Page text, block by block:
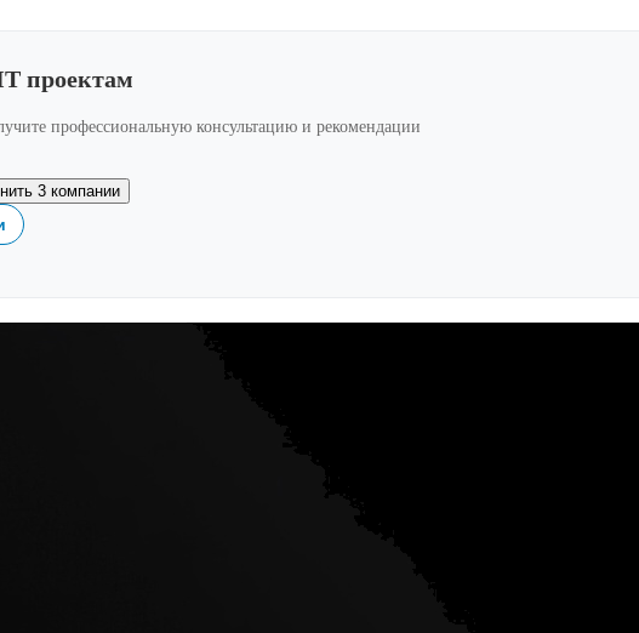
проектам
профессиональную консультацию и рекомендации
3 компании